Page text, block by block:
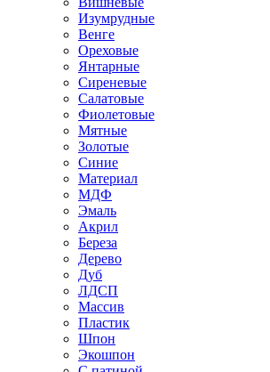
Изумрудные
Венге
Ореховые
Янтарные
Сиреневые
Салатовые
Фиолетовые
Мятные
Золотые
Синие
Материал
МДФ
Эмаль
Акрил
Береза
Дерево
Дуб
ЛДСП
Массив
Пластик
Шпон
Экошпон